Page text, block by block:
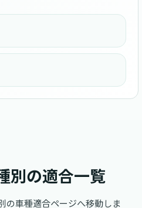
別の適合一覧
の車種適合ページへ移動しま